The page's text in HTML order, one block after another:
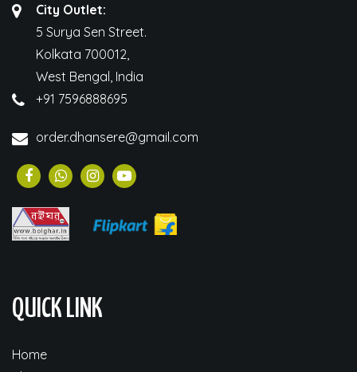
City Outlet:
5 Surya Sen Street.
Kolkata 700012,
West Bengal, India
+91 7596888695
order.dhansere@gmail.com
QUICK LINK
Home